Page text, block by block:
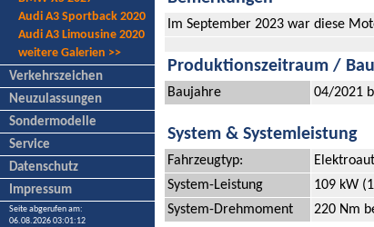
Audi A3 Sportback 2020
Audi A3 Limousine 2020
weitere Galerien >>
Verkehrszeichen
Neuzulassungen
Sondermodelle
Service
Datenschutz
Impressum
Seite abgerufen am:
06.08.2026 03:01:12
Im September 2023 war diese
Produktionszeitraum /
Baujahre 04/2021
System & Systemleistung
Fahrzeugtyp:
System-Leistung
109 kW
System-Drehmoment
220 Nm